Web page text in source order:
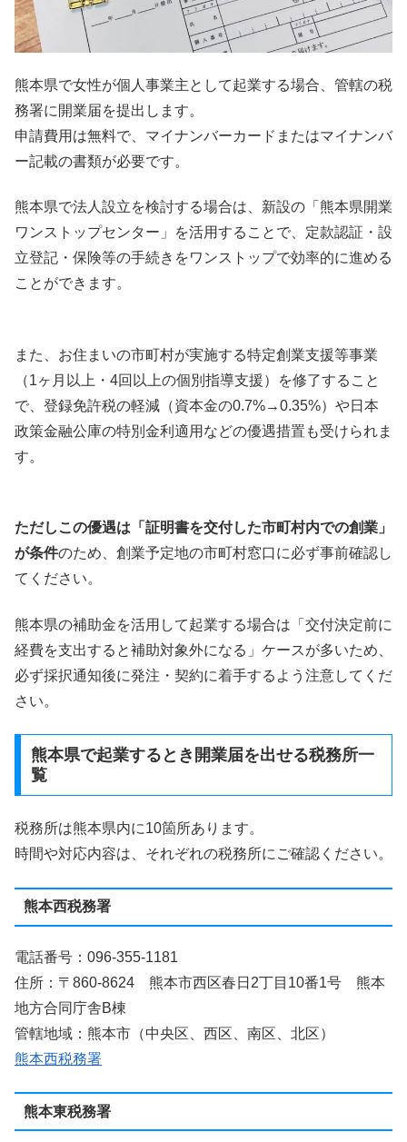
熊本県で女性が個人事業主として起業する場合、管轄の税
務署に開業届を提出します。
申請費用は無料で、マイナンバーカードまたはマイナンバ
ー記載の書類が必要です。
熊本県で法人設立を検討する場合は、新設の「熊本県開業
ワンストップセンター」を活用することで、定款認証・設
立登記・保険等の手続きをワンストップで効率的に進める
ことができます。
また、お住まいの市町村が実施する特定創業支援等事業
（1ヶ月以上・4回以上の個別指導支援）を修了すること
で、登録免許税の軽減（資本金の0.7%→0.35%）や日本
政策金融公庫の特別金利適用などの優遇措置も受けられま
す。
ただしこの優遇は「証明書を交付した市町村内での創業」
が条件のため、創業予定地の市町村窓口に必ず事前確認し
てください。
熊本県の補助金を活用して起業する場合は「交付決定前に
経費を支出すると補助対象外になる」ケースが多いため、
必ず採択通知後に発注・契約に着手するよう注意してくだ
さい。
熊本県で起業するとき開業届を出せる税務所一
覧
税務所は熊本県内に10箇所あります。
時間や対応内容は、それぞれの税務所にご確認ください。
熊本西税務署
電話番号：096-355-1181
住所：〒860-8624 熊本市西区春日2丁目10番1号 熊本
地方合同庁舎B棟
管轄地域：熊本市（中央区、西区、南区、北区）
熊本西税務署
熊本東税務署